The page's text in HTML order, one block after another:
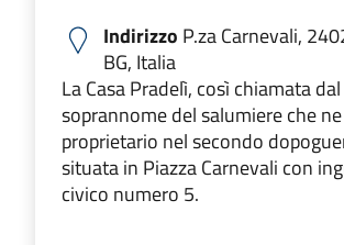
Indirizzo P.za Carnevali,
BG, Italia
La Casa Pradelì, così chiamata dal
soprannome del salumiere che
proprietario nel secondo
situata in Piazza Carnevali con
civico numero 5.